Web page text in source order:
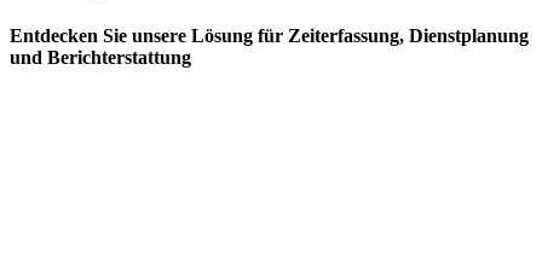
Entdecken Sie unsere Lösung für Zeiterfassung, Dienstplanung
und Berichterstattung